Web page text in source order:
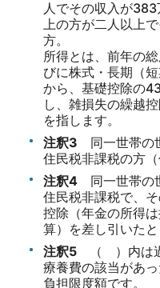
人でその収入が
上の方が二人以上
方。
所得とは、前年の
びに株式・長期（
から、基礎控除の
し、雑損失の繰越
を指します。
注釈3 同一世帯の
住民税非課税の方
注釈4 同一世帯の
住民税非課税で、
控除（年金の所得
算）を差し引いたと
注釈5 （ ）内は
療養費の該当があ
負担限度額です。